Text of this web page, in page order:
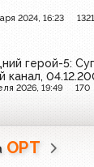
2024, 16:23 1321
герой-5:
канал,
2026, 19:49 170
ОРТ